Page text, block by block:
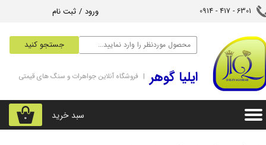
جستجو کنید
ورود / ثبت نام
تغییر گذر واژه
سفارشات
خروج از حساب کاربری
6301 - 417 - 0914​​​​​​​
۰ سبد خرید
‌ایلیا گوهر | فروشگاه آنلاین جواهرات و سنگ های قیمتی